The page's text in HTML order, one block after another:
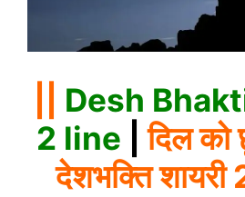
Desh
2 line
|दिल को
देशभक्ति शायरी